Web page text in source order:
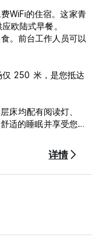
WiFi的住宿。这家青
欧陆式早餐。
。前台工作人员可以
仅 250 米，是您抵达
床均配有阅读灯、
适的睡眠并享受您的
接、漂亮的公共用餐
们提供 24 小时接待
。
详情